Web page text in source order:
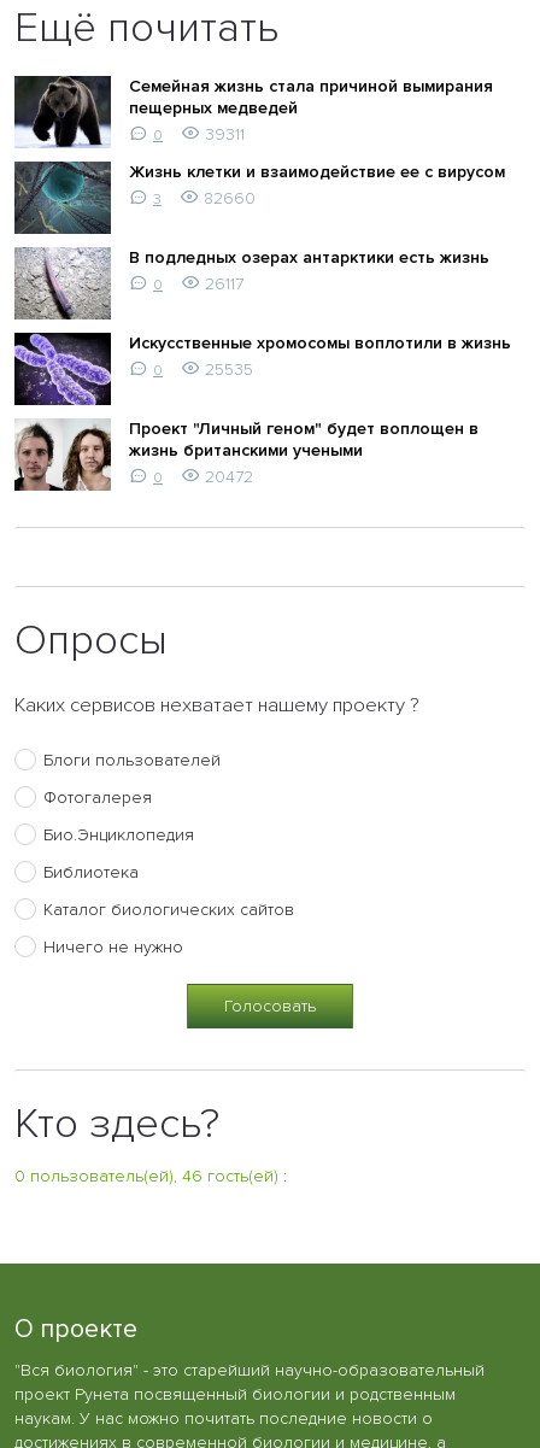
Ещё почитать
Семейная жизнь стала причиной вымирания
пещерных медведей
0
39311
Жизнь клетки и взаимодействие ее с вирусом
3 82660
В подледных озерах антарктики есть жизнь
0 26117
Искусственные хромосомы воплотили в жизнь
0 25535
Проект "Личный геном" будет воплощен в
жизнь британскими учеными
0 20472
Опросы
Каких сервисов нехватает нашему проекту ?
Блоги пользователей
Фотогалерея
Био.Энциклопедия
Библиотека
Каталог биологических сайтов
Ничего не нужно
Кто здесь?
0 пользователь(ей), 46 гость(ей) :
О проекте
"Вся биология" - это старейший научно-образовательный
проект Рунета посвященный биологии и родственным
наукам. У нас можно почитать последние новости о
достижениях в современной биологии и медицине, а